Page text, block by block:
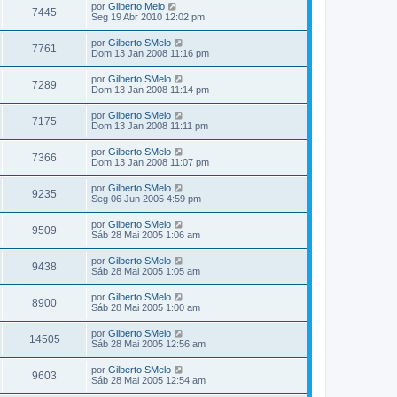
7445 por Gilberto Melo
Seg 19 Abr 2010 12:02 pm
7761 por Gilberto SMelo
Dom 13 Jan 2008 11:16 pm
7289 por Gilberto SMelo
Dom 13 Jan 2008 11:14 pm
7175 por Gilberto SMelo
Dom 13 Jan 2008 11:11 pm
7366 por Gilberto SMelo
Dom 13 Jan 2008 11:07 pm
9235 por Gilberto SMelo
Seg 06 Jun 2005 4:59 pm
9509 por Gilberto SMelo
Sáb 28 Mai 2005 1:06 am
9438 por Gilberto SMelo
Sáb 28 Mai 2005 1:05 am
8900 por Gilberto SMelo
Sáb 28 Mai 2005 1:00 am
14505 por Gilberto SMelo
Sáb 28 Mai 2005 12:56 am
9603 por Gilberto SMelo
Sáb 28 Mai 2005 12:54 am